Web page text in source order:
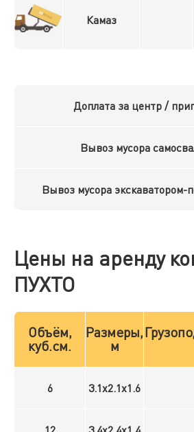
Камаз
Доплата за центр /
Вывоз мусора
Вывоз мусора экскаватором-
Цены на аренду
ПУХТО
Объём,
куб.см.
Размеры,
м
6 3.1x2.1x1.6